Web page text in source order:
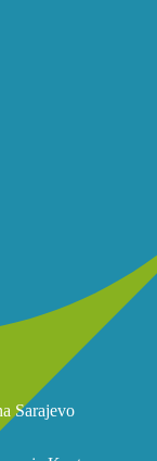
Sarajevo